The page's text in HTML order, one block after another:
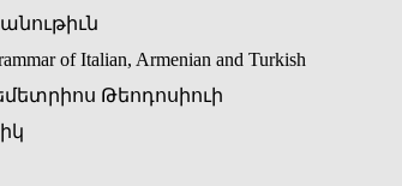
of Italian, Armenian and Turkish
Թեոդոսիուի